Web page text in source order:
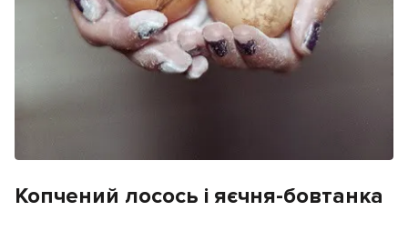
Копчений лосось і яєчня-бовтанка